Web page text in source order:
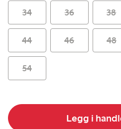
34 36 38
44 46 48
54
Legg i